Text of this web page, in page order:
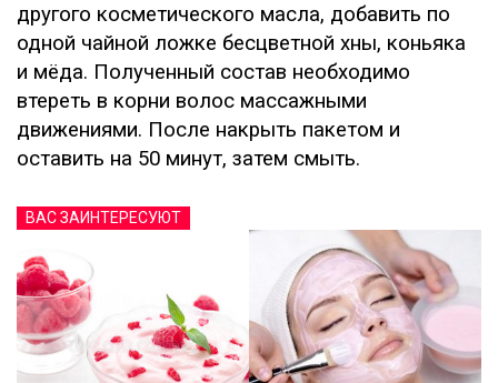
другого косметического масла, добавить по
одной чайной ложке бесцветной хны, коньяка
и мёда. Полученный состав необходимо
втереть в корни волос массажными
движениями. После накрыть пакетом и
оставить на 50 минут, затем смыть.
ВАС ЗАИНТЕРЕСУЮТ